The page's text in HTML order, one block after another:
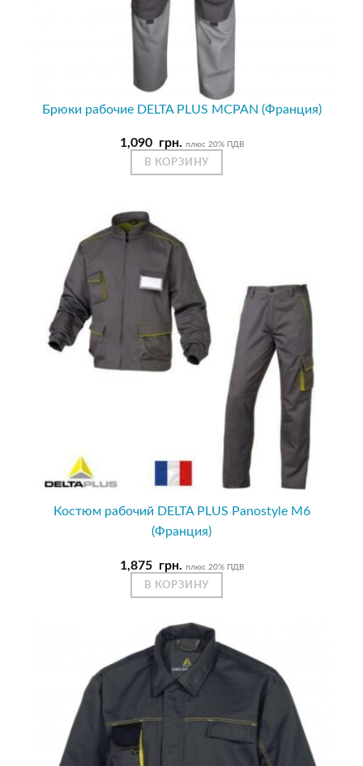
Брюки рабочие DELTA PLUS MCPAN (Франция)
1,090 грн. плюс 20% ПДВ
В КОРЗИНУ
Костюм рабочий DELTA PLUS Panostyle M6
(Франция)
1,875 грн. плюс 20% ПДВ
В КОРЗИНУ